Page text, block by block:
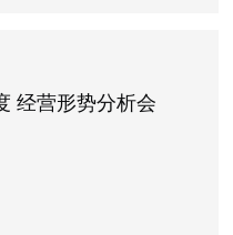
经营形势分析会